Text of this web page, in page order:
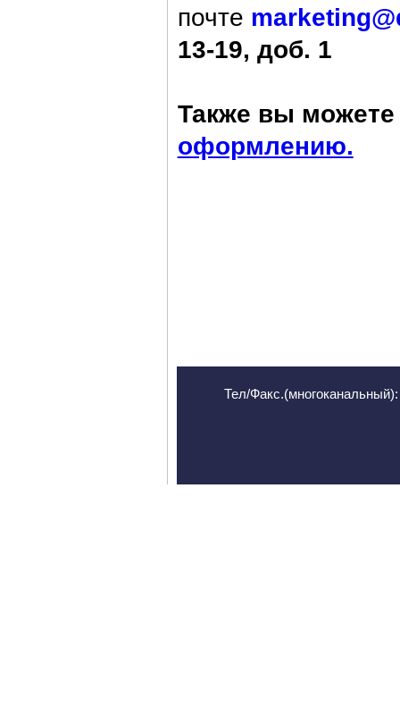
почте
13-19, доб. 1
Также вы
оформлению.
Тел/